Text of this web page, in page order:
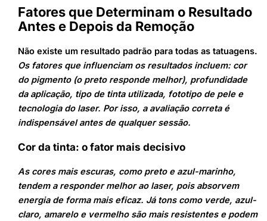
Fatores que Determinam o Resultado
Antes e Depois da Remoção
Não existe um resultado padrão para todas as tatuagens.
Os fatores que influenciam os resultados incluem: cor
do pigmento (o preto responde melhor), profundidade
da aplicação, tipo de tinta utilizada, fototipo de pele e
tecnologia do laser. Por isso, a avaliação correta é
indispensável antes de qualquer sessão.
Cor da tinta: o fator mais decisivo
As cores mais escuras, como preto e azul-marinho,
tendem a responder melhor ao laser, pois absorvem
energia de forma mais eficaz. Já tons como verde, azul-
claro, amarelo e vermelho são mais resistentes e podem